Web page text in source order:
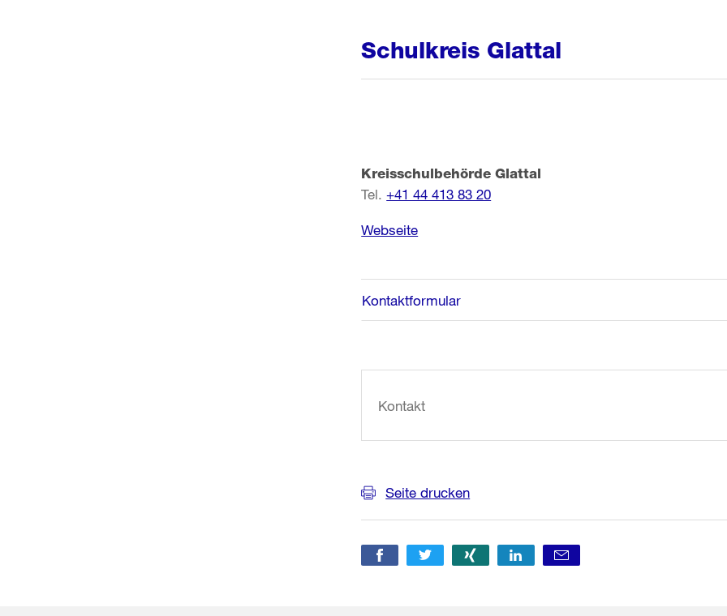
Schulkreis Glattal
Kreisschulbehörde Glattal
Tel.+41 44 413 83 20
Webseite
Kontaktformular
Kontakt
Seite drucken